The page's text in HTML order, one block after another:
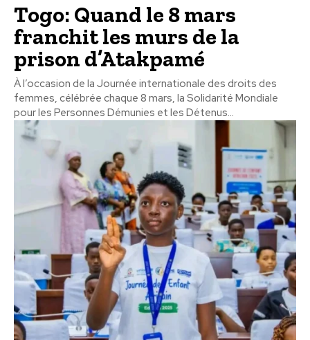
Togo: Quand le 8 mars
franchit les murs de la
prison d’Atakpamé
À l’occasion de la Journée internationale des droits des
femmes, célébrée chaque 8 mars, la Solidarité Mondiale
pour les Personnes Démunies et les Détenus...